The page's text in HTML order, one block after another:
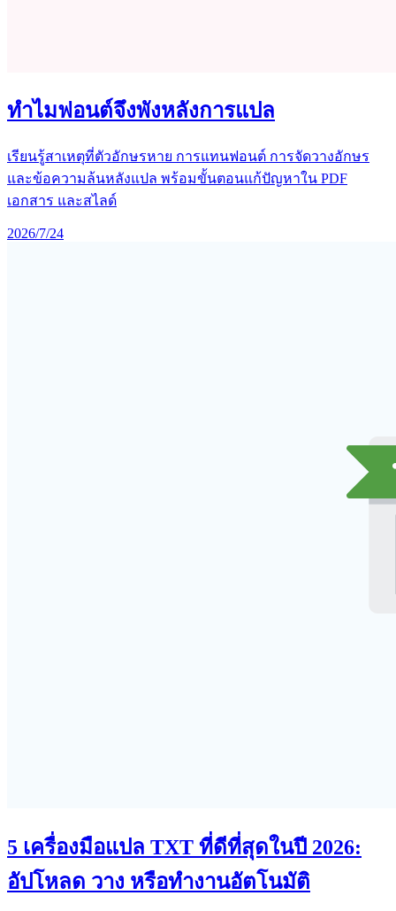
ทำไมฟอนต์จึงพังหลังการแปล
เรียนรู้สาเหตุที่ตัวอักษรหาย การแทนฟอนต์ การจัดวางอักษร
และข้อความล้นหลังแปล พร้อมขั้นตอนแก้ปัญหาใน PDF
เอกสาร และสไลด์
2026/7/24
5 เครื่องมือแปล TXT ที่ดีที่สุดในปี 2026:
อัปโหลด วาง หรือทำงานอัตโนมัติ